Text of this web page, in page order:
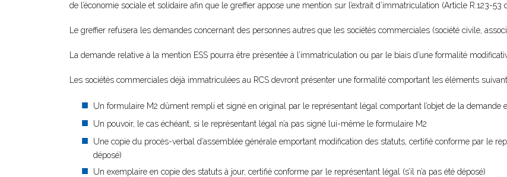
de l’économie sociale et solidaire afin que le greffier appose une mention sur l’extrait d’immatriculation (Article R.123-53
Le greffier refusera les demandes concernant des personnes autres que les sociétés commerciales (société civile,
La demande relative à la mention ESS pourra être présentée à l’immatriculation ou par le biais d’une formalité
Les sociétés commerciales déjà immatriculées au RCS devront présenter une formalité comportant les éléments
Un formulaire M2 dûment rempli et signé en original par le représentant légal comportant l’objet de la demande
Un pouvoir, le cas échéant, si le représentant légal n’a pas signé lui-même le formulaire M2
Une copie du procès-verbal d’assemblée générale emportant modification des statuts, certifié conforme par le
déposé)
Un exemplaire en copie des statuts à jour, certifié conforme par le représentant légal (s’il n’a pas été déposé)